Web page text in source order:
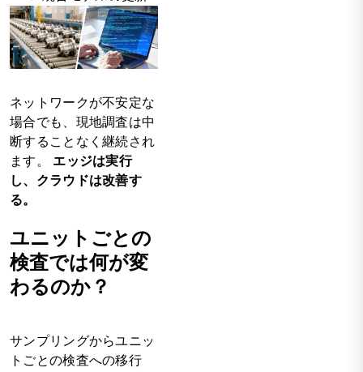
ネットワークが不安定な
場合でも、現地調査は中
断することなく継続され
ます。 エッジは実行
し、クラウドは改善す
る。
ユニットごとの
検査では何が変
わるのか？
サンプリングからユニッ
トごとの検査への移行